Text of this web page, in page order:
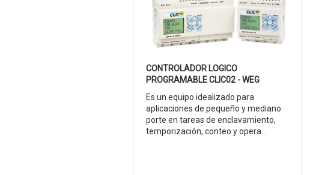
CONTROLADOR LOGICO
PROGRAMABLE CLIC02 - WEG
Es un equipo idealizado para
aplicaciones de pequeño y mediano
porte en tareas de enclavamiento,
temporización, conteo y opera...